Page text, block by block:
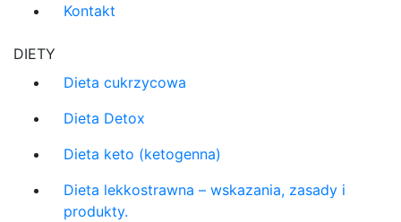
Kontakt
DIETY
Dieta cukrzycowa
Dieta Detox
Dieta keto (ketogenna)
Dieta lekkostrawna – wskazania, zasady i
produkty.